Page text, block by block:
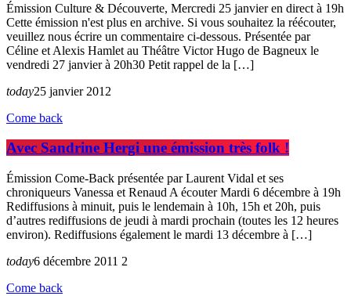
Émission Culture & Découverte, Mercredi 25 janvier en direct à 19h
Cette émission n'est plus en archive. Si vous souhaitez la réécouter,
veuillez nous écrire un commentaire ci-dessous. Présentée par
Céline et Alexis Hamlet au Théâtre Victor Hugo de Bagneux le
vendredi 27 janvier à 20h30 Petit rappel de la […]
today25 janvier 2012
Come back
Avec Sandrine Hergi une émission très folk !
Émission Come-Back présentée par Laurent Vidal et ses
chroniqueurs Vanessa et Renaud A écouter Mardi 6 décembre à 19h
Rediffusions à minuit, puis le lendemain à 10h, 15h et 20h, puis
d’autres rediffusions de jeudi à mardi prochain (toutes les 12 heures
environ). Rediffusions également le mardi 13 décembre à […]
today6 décembre 2011 2
Come back